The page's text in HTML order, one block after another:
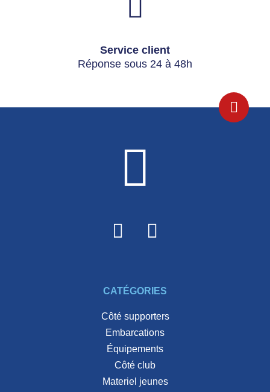
Service client
Réponse sous 24 à 48h
CATÉGORIES
côté supporters
embarcations
équipements
côté club
materiel jeunes